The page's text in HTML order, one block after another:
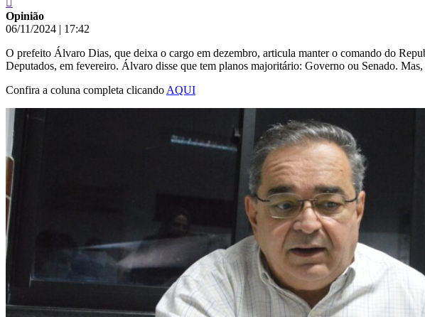
Opinião
06/11/2024 | 17:42
O prefeito Álvaro Dias, que deixa o cargo em dezembro, articula manter o comando do
Deputados, em fevereiro. Álvaro disse que tem planos majoritário: Governo ou Senado.
Confira a coluna completa clicando AQUI